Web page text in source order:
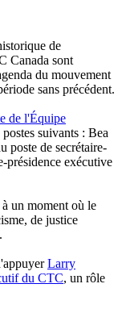
de
Canada sont
du mouvement
sans précédent.
de l'Équipe
suivants : Bea
poste de secrétaire-
présidence exécutive
un moment où le
de justice
Larry
du CTC, un rôle